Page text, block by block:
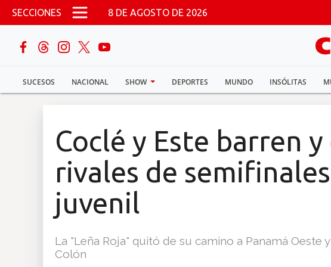
Pasar al contenido principal
SECCIONES 8 DE AGOSTO DE 2026
SUCESOS NACIONAL SHOW DEPORTES MUNDO INSÓLITAS
buscar
Sucesos
Deportes
Coclé y Este barren
rivales de
juvenil
La "Leña Roja" quitó de su camino a Panamá Oeste
Colón